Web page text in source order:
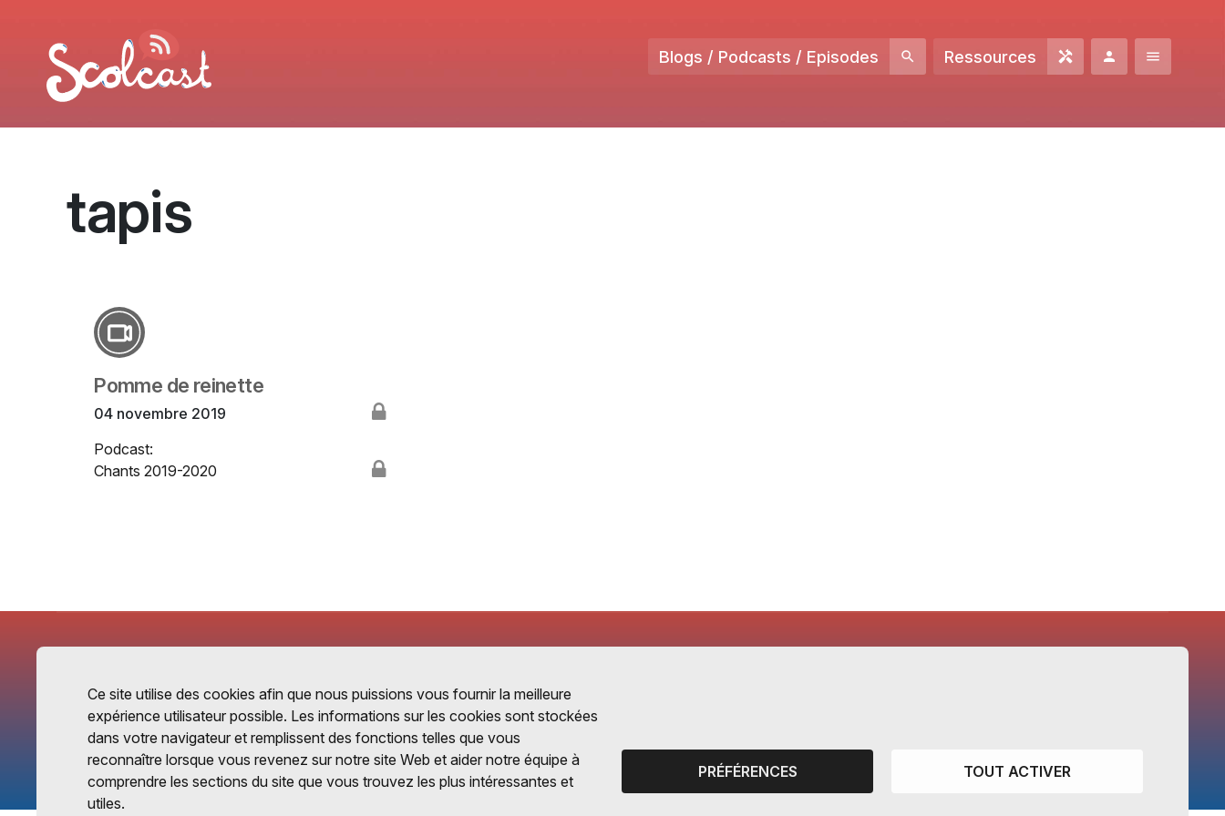
Blogs / Podcasts / Episodes Ressources
tapis
Pomme de reinette
04 novembre 2019
Podcast:
Chants 2019-2020
Ce site utilise des cookies afin que nous puissions vous fournir la meilleure
expérience utilisateur possible. Les informations sur les cookies sont stockées
dans votre navigateur et remplissent des fonctions telles que vous
reconnaître lorsque vous revenez sur notre site Web et aider notre équipe à
comprendre les sections du site que vous trouvez les plus intéressantes et
utiles.
PRÉFÉRENCES TOUT ACTIVER